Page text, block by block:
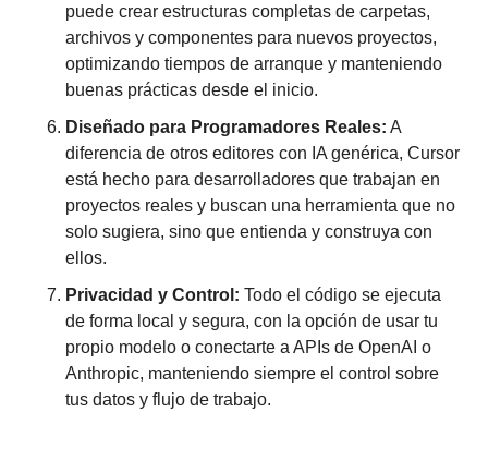
puede crear estructuras completas de carpetas,
archivos y componentes para nuevos proyectos,
optimizando tiempos de arranque y manteniendo
buenas prácticas desde el inicio.
Diseñado para Programadores Reales: A
diferencia de otros editores con IA genérica, Cursor
está hecho para desarrolladores que trabajan en
proyectos reales y buscan una herramienta que no
solo sugiera, sino que entienda y construya con
ellos.
Privacidad y Control: Todo el código se ejecuta
de forma local y segura, con la opción de usar tu
propio modelo o conectarte a APIs de OpenAI o
Anthropic, manteniendo siempre el control sobre
tus datos y flujo de trabajo.